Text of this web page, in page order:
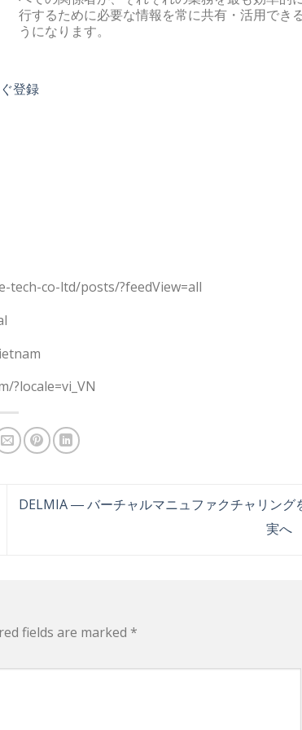
行するために必要な情報を常に共有・活用でき
うになります。
登録
tech-co-ltd/posts/?feedView=all
?locale=vi_VN
DELMIA ― バーチャルマニュファクチャリング
実へ
fields are marked *